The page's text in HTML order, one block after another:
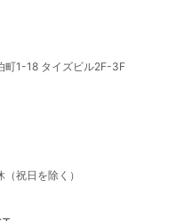
町1-18 タイズビル2F-3F
祝日を除く）